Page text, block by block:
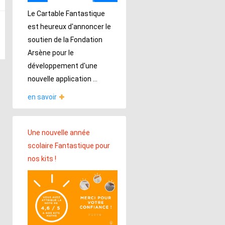
Le Cartable Fantastique
est heureux d'annoncer le
soutien de la Fondation
Arsène pour le
développement d'une
nouvelle application ...
en savoir
Une nouvelle année
scolaire Fantastique pour
nos kits !